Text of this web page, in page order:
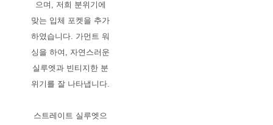
으며, 저희 분위기에
맞는 입체 포켓을 추가
하였습니다. 가먼트 워
싱을 하여, 자연스러운
실루엣과 빈티지한 분
위기를 잘 나타냅니다.
스트레이트 실루엣으